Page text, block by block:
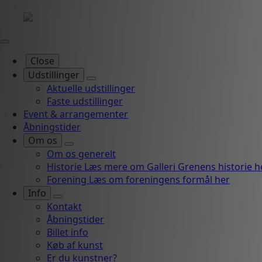
Close
Udstillinger
Aktuelle udstillinger
Faste udstillinger
Event & arrangementer
Åbningstider
Om os
Om os generelt
Historie Læs mere om Galleri Grenens historie
Forening Læs om foreningens formål her
Info
Kontakt
Åbningstider
Billet info
Køb af kunst
Er du kunstner?